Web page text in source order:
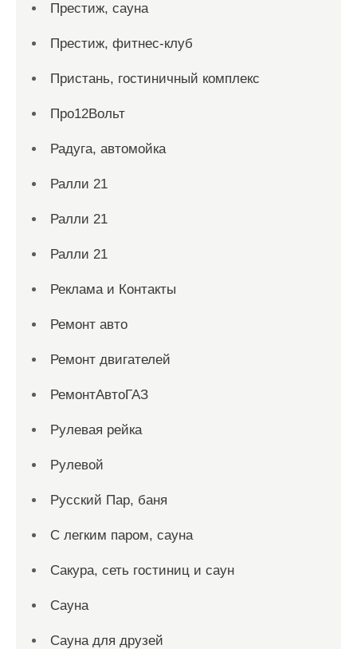
Престиж, сауна
Престиж, фитнес-клуб
Пристань, гостиничный комплекс
Про12Вольт
Радуга, автомойка
Ралли 21
Ралли 21
Ралли 21
Реклама и Контакты
Ремонт авто
Ремонт двигателей
РемонтАвтоГАЗ
Рулевая рейка
Рулевой
Русский Пар, баня
С легким паром, сауна
Сакура, сеть гостиниц и саун
Сауна
Сауна для друзей